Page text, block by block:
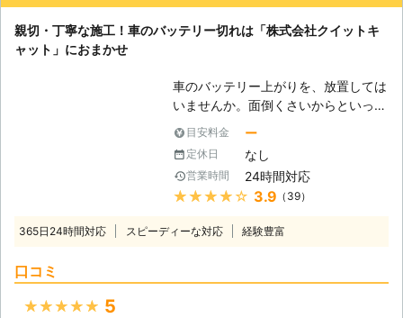
親切・丁寧な施工！車のバッテリー切れは「株式会社クイットキ
ャット」におまかせ
車のバッテリー上がりを、放置しては
いませんか。面倒くさいからといって
バッテリー上がりを放置してしまう
と、タンク内のガソリンが固まって詰
まりを引き起こす恐れがあります。そ
のため、車のバッテリー上がりはすぐ
にでも解消する必要があるのです。
きは、「株式会社クイックキャット」
目安料金 ー
定休日 なし
営業時間 24時間対応
★★★★★ 3.9 （39）
365日24時間対応 スピーディーな対応 経験豊富
口コミ
★★★★★ 5